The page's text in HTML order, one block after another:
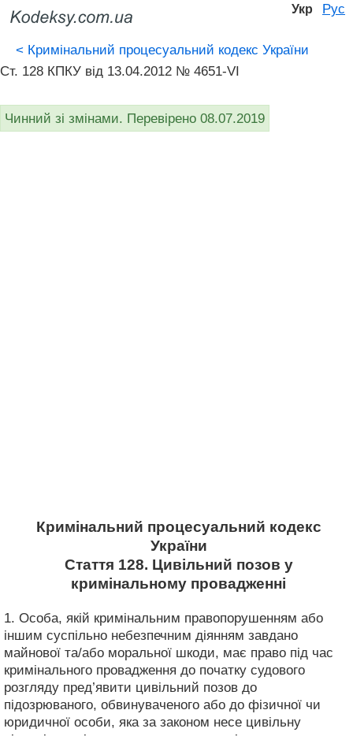
Укр Рус
< Кримінальний процесуальний кодекс України
Ст. 128 КПКУ від 13.04.2012 № 4651-VI
Чинний зі змінами. Перевірено 08.07.2019
Кримінальний процесуальний кодекс
України
Стаття 128. Цивільний позов у
кримінальному провадженні
1. Особа, якій кримінальним правопорушенням або
іншим суспільно небезпечним діянням завдано
майнової та/або моральної шкоди, має право під час
кримінального провадження до початку судового
розгляду пред’явити цивільний позов до
підозрюваного, обвинуваченого або до фізичної чи
юридичної особи, яка за законом несе цивільну